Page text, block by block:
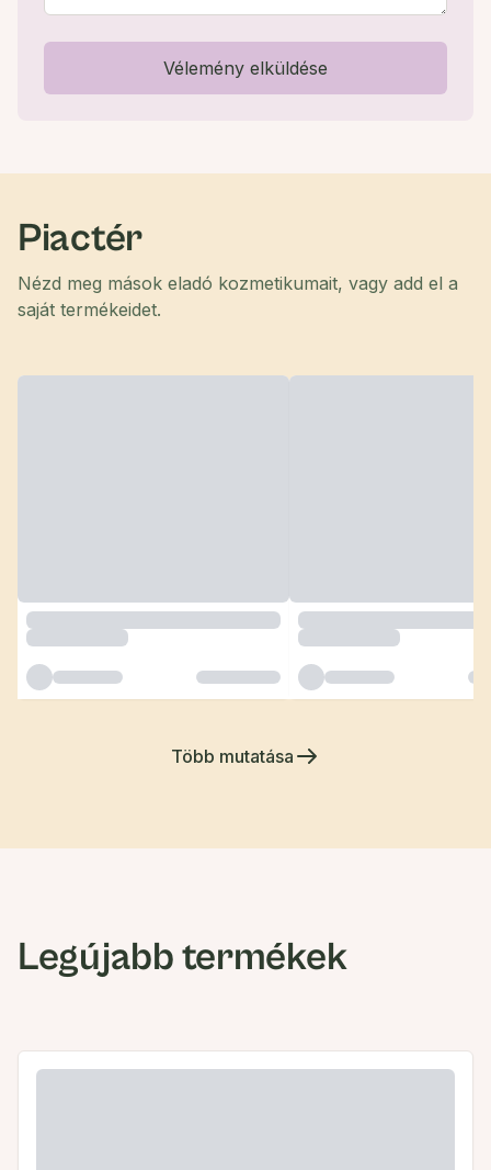
Vélemény elküldése
Piactér
Nézd meg mások eladó kozmetikumait, vagy add el a
saját termékeidet.
Több mutatása
Legújabb termékek